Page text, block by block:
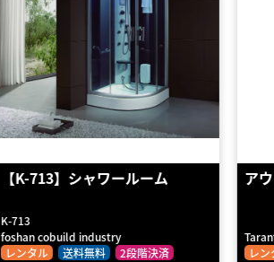
アウトドアシャワー イエロー
Tarantik＆Egger
レンタル
送料無料 2段階決済
シ
レン